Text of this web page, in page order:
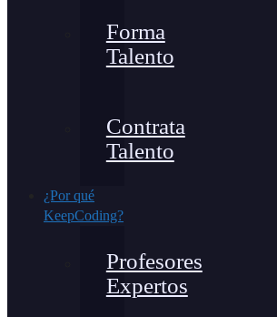
Forma
Talento
Contrata
Talento
¿Por qué
KeepCoding?
Profesores
Expertos